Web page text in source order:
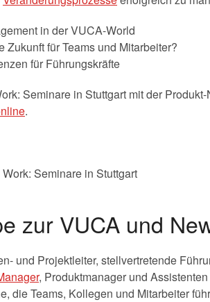
in der VUCA-World
Zukunft für Teams und Mitarbeiter?
für Führungskräfte
Seminare in Stuttgart mit der
.
zur VUCA und
und Projektleiter, stellvertretende
, Produktmanager und
die Teams, Kollegen und Mitarbeiter